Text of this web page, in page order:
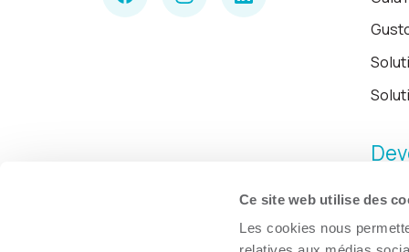
Ce site web utilise des
Les cookies nous